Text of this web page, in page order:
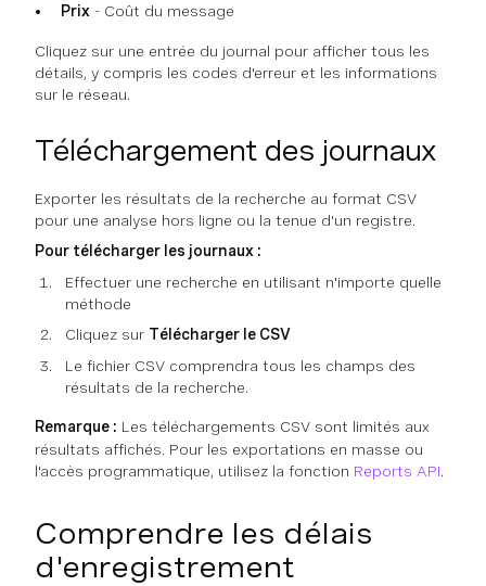
Prix - Coût du message
Cliquez sur une entrée du journal pour afficher tous les
détails, y compris les codes d'erreur et les informations
sur le réseau.
Téléchargement des journaux
Exporter les résultats de la recherche au format CSV
pour une analyse hors ligne ou la tenue d'un registre.
Pour télécharger les journaux :
Effectuer une recherche en utilisant n'importe quelle
méthode
Cliquez sur Télécharger le CSV
Le fichier CSV comprendra tous les champs des
résultats de la recherche.
Remarque : Les téléchargements CSV sont limités aux
résultats affichés. Pour les exportations en masse ou
l'accès programmatique, utilisez la fonction Reports API.
Comprendre les délais
d'enregistrement